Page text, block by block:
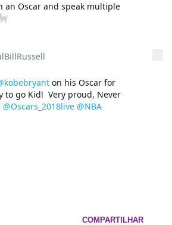
an Oscar and speak multiple
@Oscars_2018live @NBA
COMPARTILHAR